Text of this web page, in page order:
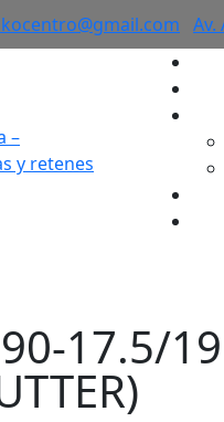
Av.
17.5/19